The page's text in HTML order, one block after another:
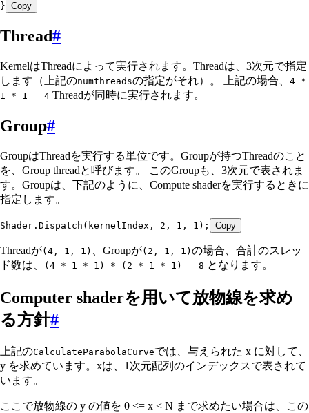
} Copy
Thread#
KernelはThreadによって実行されます。Threadは、3次元で指定
します（上記のnumthreadsの指定がそれ）。 上記の場合、 4 *
1 * 1 = 4 Threadが同時に実行されます。
Group#
GroupはThreadを実行する単位です。Groupが持つThreadのこと
を、Group threadと呼びます。 このGroupも、3次元で表されま
す。Groupは、下記のように、Compute shaderを実行するときに
指定します。
Shader . Dispatch (kernelIndex , 2 , 1 , 1 ); Copy
Threadが(4, 1, 1) 、Groupが(2, 1, 1) の場合、合計のスレッ
ド数は、
(4 * 1 * 1) * (2 * 1 * 1) = 8 となります。
Computer shaderを用いて放物線を求め
る方針#
上記のCalculateParabolaCurveでは、与えられた x に対して、
y を求めています。xは、1次元配列のインデックスで表されて
います。
ここで放物線の y の値を 0 <= x < N まで求めたい場合は、この